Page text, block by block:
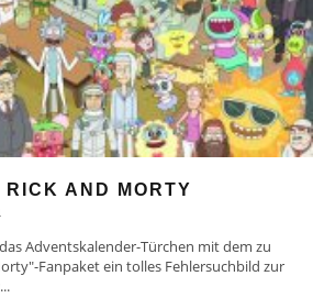
AND MORTY
Adventskalender-Türchen mit dem zu
Fanpaket ein tolles Fehlersuchbild zur
...